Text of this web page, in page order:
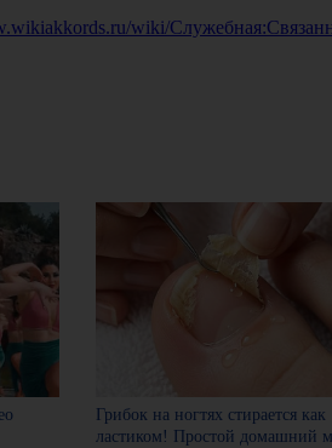
wiki/
Грибок на ногтях стирается как
ластиком! Простой домашний